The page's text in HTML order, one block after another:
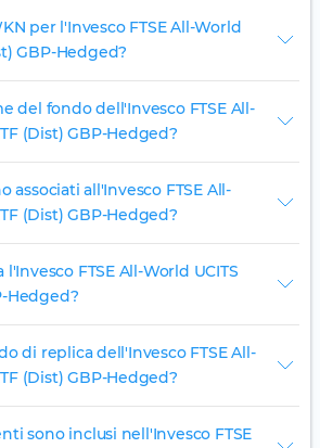
per l'Invesco FTSE All-World
GBP-Hedged?
del fondo dell'Invesco FTSE All-
(Dist) GBP-Hedged?
associati all'Invesco FTSE All-
(Dist) GBP-Hedged?
FTSE All-World UCITS
Hedged?
di replica dell'Invesco FTSE All-
(Dist) GBP-Hedged?
sono inclusi nell'Invesco FTSE